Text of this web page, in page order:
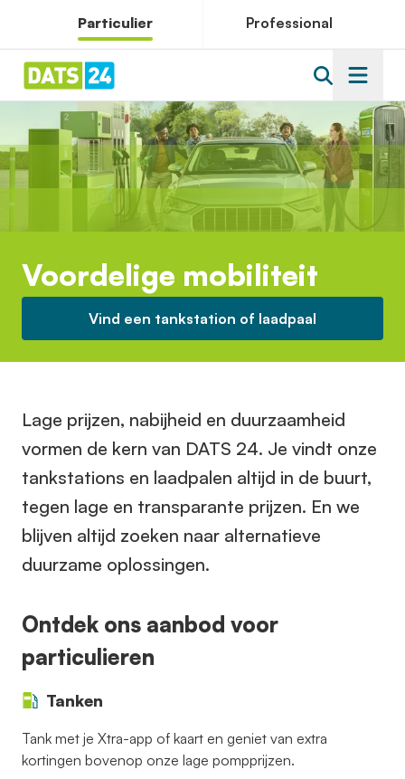
Particulier Professional
Voordelige mobiliteit
Vind een tankstation of laadpaal
Lage prijzen, nabijheid en duurzaamheid
vormen de kern van DATS 24. Je vindt onze
tankstations en laadpalen altijd in de buurt,
tegen lage en transparante prijzen. En we
blijven altijd zoeken naar alternatieve
duurzame oplossingen.
Ontdek ons aanbod voor
particulieren
Tanken
Tank met je Xtra-app of kaart en geniet van extra
kortingen bovenop onze lage pompprijzen.